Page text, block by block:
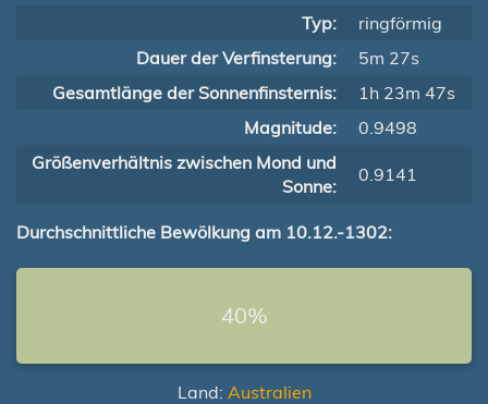
Typ:
ringförmig
Dauer der Verfinsterung:
5m 27s
Gesamtlänge der Sonnenfinsternis:
1h 23m 47s
Magnitude:
0.9498
Größenverhältnis zwischen Mond und
Sonne:
0.9141
Durchschnittliche Bewölkung am 10.12.-1302:
40%
Land: Australien